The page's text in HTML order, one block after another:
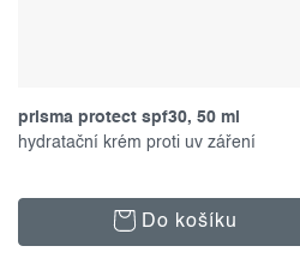
prisma protect spf30, 50 ml
hydratační krém proti uv záření
Do košíku